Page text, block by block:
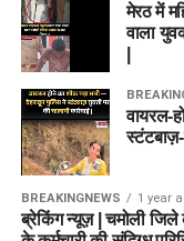
मेरठ में
वाला
वायरल-
स्टंटबाज़-
BREAKINGNEWS 1 year
ब्रेकिंग न्यूज़ | चमोली जिले